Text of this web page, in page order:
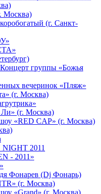
Москва)
(г. Санкт-
группы «Божья
вечеринок «Пляж»
(г. Москва)
(г. Москва)
«RED CAP» (г. Москва)
2011
- 2011»
Фонарев (Dj Фонарь)
(г. Москва)
«Grand» (г. Москва)